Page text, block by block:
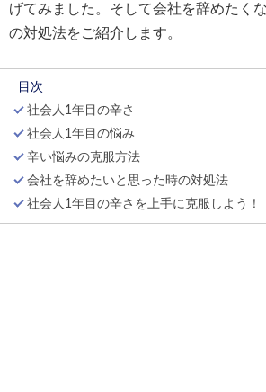
げてみました。そして会社を辞めたく
の対処法をご紹介します。
目次
社会人1年目の辛さ
社会人1年目の悩み
辛い悩みの克服方法
会社を辞めたいと思った時の対処法
社会人1年目の辛さを上手に克服しよう！